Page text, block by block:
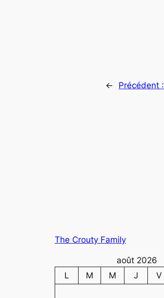
← Précédent :
The Crouty Family
août 2026
L
M M J V